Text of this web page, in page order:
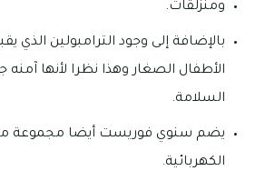
ومنزلقات.
بالإضافة إلى وجود الترامبولين الذي
الأطفال الصغار وهذا نظرا لأنها
السلامة.
يضم سنوي فوريست أيضا مجموعة من
الكهربائية.